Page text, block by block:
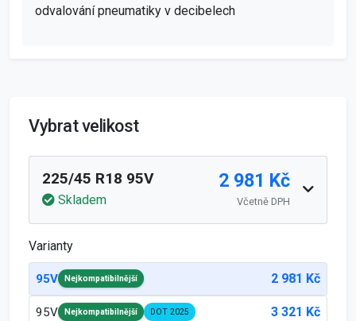
odvalování pneumatiky v decibelech
Vybrat velikost
225/45 R18 95V
Skladem
2 981 Kč
Včetně DPH
Varianty
95V Nejkompatibilnější 2 981 Kč
95V Nejkompatibilnější DOT 2025 3 321 Kč